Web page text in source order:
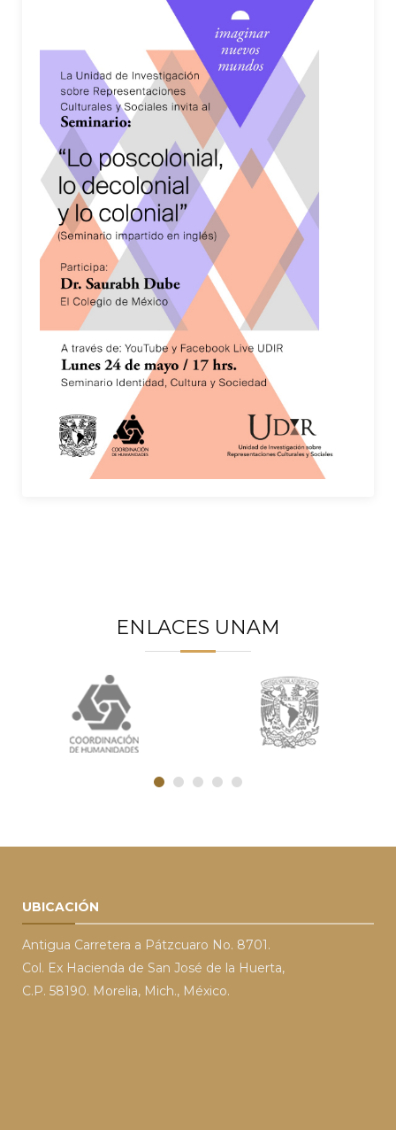
ENLACES UNAM
UBICACIÓN
Antigua Carretera a Pátzcuaro No. 8701.
Col. Ex Hacienda de San José de la Huerta,
C.P. 58190. Morelia, Mich., México.